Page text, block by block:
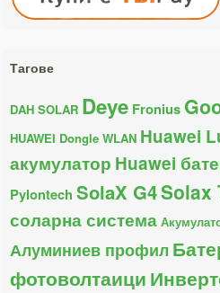
Тагове
DAH SOLAR Deye Fronius
HUAWEI Dongle WLAN Huawei
акумулатор Huawei
Pylontech SolaX G4Solax
соларна система
Алуминиев профил
фотоволтаици